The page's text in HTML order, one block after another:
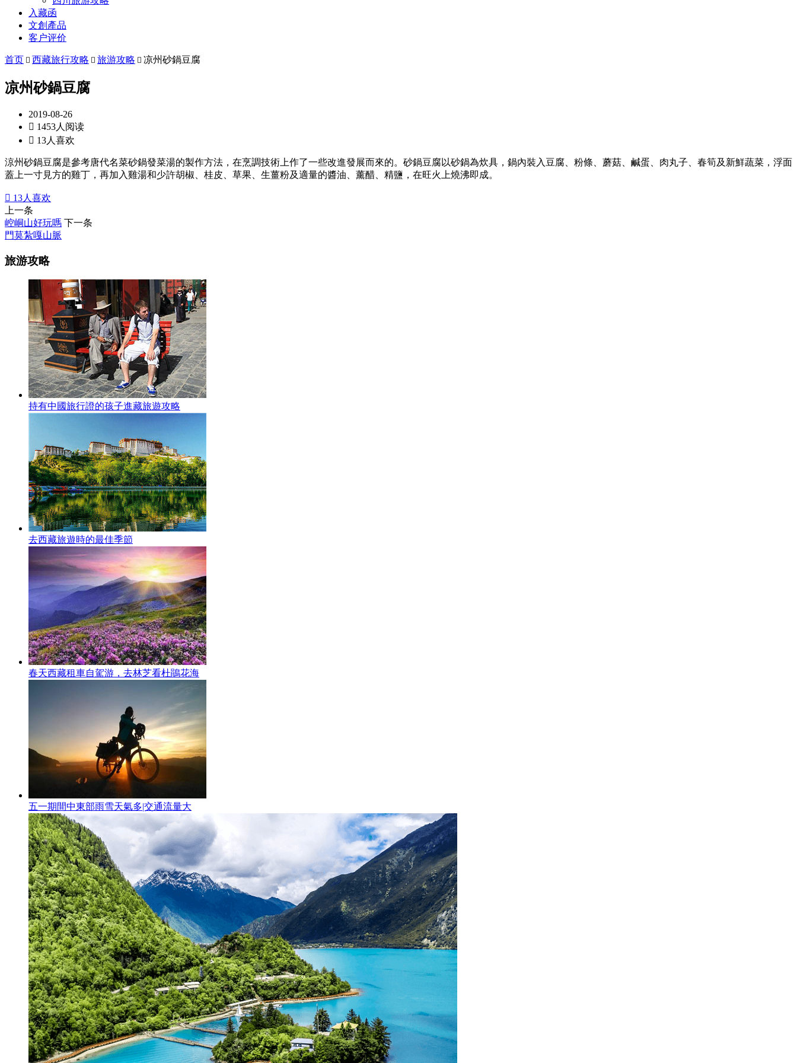
入藏函
文創產品
客户评价
首页  西藏旅行攻略  旅游攻略  凉州砂鍋豆腐
凉州砂鍋豆腐
2019-08-26
 1453人阅读
 13人喜欢
涼州砂鍋豆腐是參考唐代名菜砂鍋發菜湯的製作方法，在烹調技術上作了一些改進發展而來的。砂鍋豆腐以砂鍋為炊具，鍋內裝入豆腐、粉條、蘑菇、鹹蛋、肉丸子、春筍及新鮮蔬菜，浮面
蓋上一寸見方的雞丁，再加入雞湯和少許胡椒、桂皮、草果、生薑粉及適量的醬油、薰醋、精鹽，在旺火上燒沸即成。
 13人喜欢
上一条
崆峒山好玩嗎 下一条
門莫紮嘎山脈
旅游攻略
持有中國旅行證的孩子進藏旅遊攻略
去西藏旅遊時的最佳季節
春天西藏租車自駕游，去林芝看杜鵑花海
五一期間中東部雨雪天氣多|交通流量大